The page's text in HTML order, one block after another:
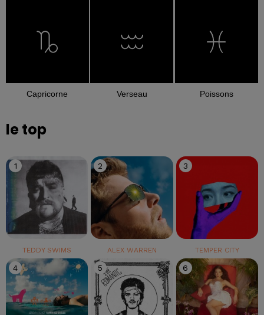
Capricorne Verseau Poissons
le top
1
TEDDY SWIMS
2
ALEX WARREN
3
TEMPER CITY
4 5 6